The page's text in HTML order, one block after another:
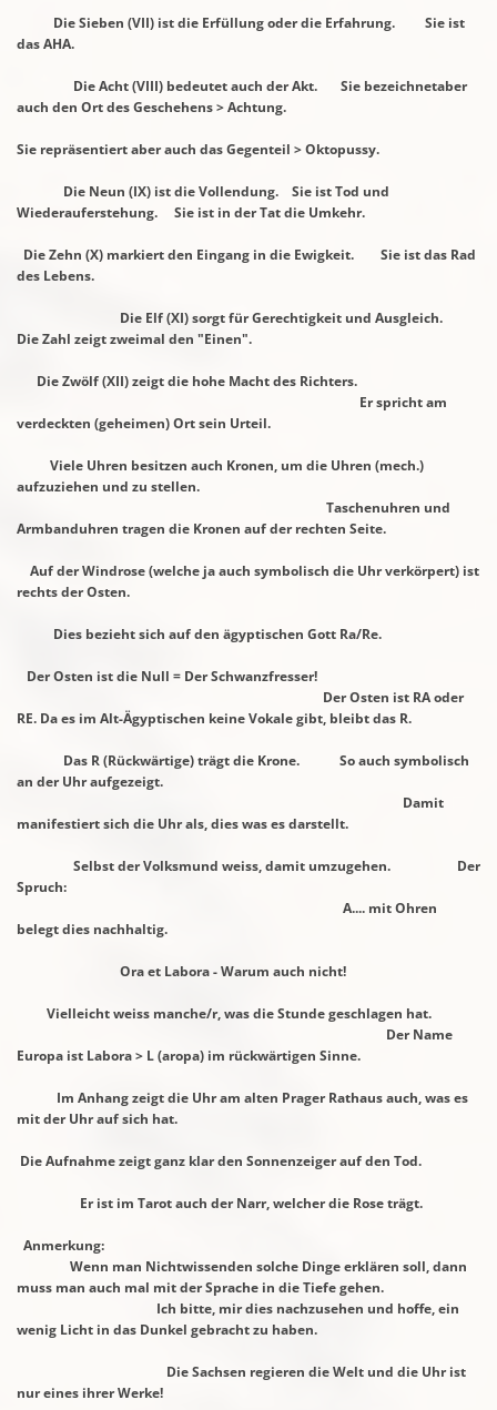
Die Sieben (VII) ist die Erfüllung oder die Erfahrung. Sie ist
das AHA.
Die Acht (VIII) bedeutet auch der Akt. Sie bezeichnetaber
auch den Ort desGeschehens > Achtung.
Sie repräsentiert aber auch das Gegenteil > Oktopussy.
Die Neun (IX) ist die Vollendung. Sie ist Tod und
Wiederauferstehung. Sie ist in der Tat die Umkehr.
Die Zehn (X) markiert den Eingang in die Ewigkeit. Sie ist das Rad
des Lebens.
Die Elf (XI) sorgt für Gerechtigkeit und Ausgleich.
Die Zahl zeigt zweimal den "Einen".
Die Zwölf (XII) zeigt die hohe Macht des Richters.
Er spricht am
verdeckten (geheimen) Ort sein Urteil.
Viele Uhren besitzen auch Kronen, um die Uhren (mech.)
aufzuziehen und zu stellen.
Taschenuhren und
Armbanduhren tragen die Kronen auf der rechten Seite.
Auf der Windrose (welche ja auch symbolisch die Uhr verkörpert) ist
rechts der Osten.
Dies bezieht sich auf den ägyptischen Gott Ra/Re.
Der Osten ist die Null = Der Schwanzfresser!
Der Osten ist RA oder
RE. Da es im Alt-Ägyptischen keine Vokale gibt, bleibt das R.
Das R (Rückwärtige) trägt die Krone. So auch symbolisch
an der Uhr aufgezeigt.
Damit
manifestiert sich die Uhr als, dies was es darstellt.
Selbst der Volksmund weiss, damit umzugehen. Der
Spruch:
A.... mit Ohren
belegt dies nachhaltig.
Ora et Labora - Warum auch nicht!
Vielleicht weiss manche/r, was die Stunde geschlagen hat.
Der Name
Europa ist Labora > L (aropa) im rückwärtigen Sinne.
Im Anhang zeigt die Uhr am alten Prager Rathaus auch, was es
mit der Uhr auf sich hat.
Die Aufnahme zeigt ganz klar den Sonnenzeiger auf den Tod.
Er ist im Tarot auch der Narr, welcher die Rose trägt.
Anmerkung:
Wenn man Nichtwissenden solche Dinge erklären soll,dann
muss man auch mal mit der Sprache in die Tiefe gehen.
Ich bitte, mir dies nachzusehen und hoffe, ein
wenig Licht in das Dunkel gebracht zu haben.
Die Sachsen regieren die Welt und die Uhr ist
nur eines ihrer Werke!